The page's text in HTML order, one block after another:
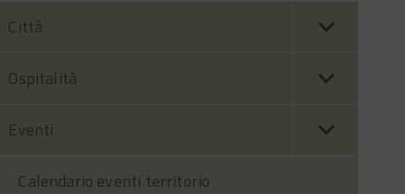
Città
Ospitalità
Eventi
Calendario eventi territorio